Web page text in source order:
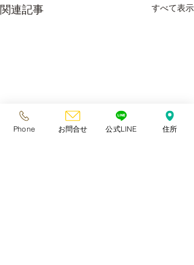
関連記事 すべて表示
Phone お問合せ 公式LINE 住所